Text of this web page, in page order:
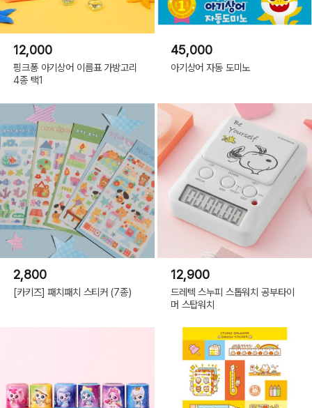
12,000
핑크퐁 아기상어 이름표 가방고리
4종 택1
45,000
아기상어 자동 도미노
2,800
[카키즈] 패치패치 스티커 (7종)
12,900
드레텍 스누피 스톱워치 공부타이
머 스탑워치